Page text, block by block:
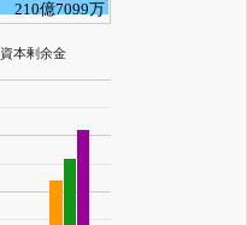
210億7099万
資本剰余金